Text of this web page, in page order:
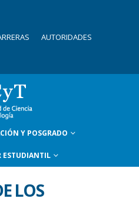
AUTORIDADES
Y POSGRADO
ESTUDIANTIL
LOS